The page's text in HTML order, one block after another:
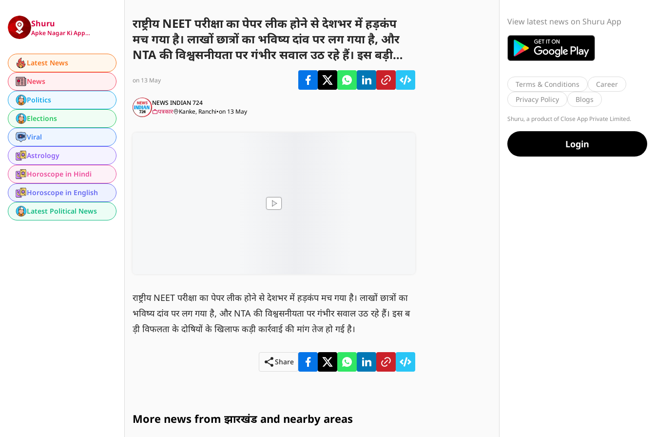
Shuru
Apke Nagar Ki App…
Latest News
News
Politics
Elections
Viral
Astrology
Horoscope in Hindi
Horoscope in English
Latest Political News
राष्ट्रीय NEET परीक्षा का पेपर लीक होने से देशभर में हड़कंप
मच गया है। लाखों छात्रों का भविष्य दांव पर लग गया है, और
NTA की विश्वसनीयता पर गंभीर सवाल उठ रहे हैं। इस बड़ी
विफलता के दोषियों के खिलाफ कड़ी कार्रवाई की मांग तेज हो
गई है।
on 13 May
NEWS INDIAN 724
पत्रकार
Kanke, Ranchi•on 13 May
राष्ट्रीय NEET परीक्षा का पेपर लीक होने से देशभर में हड़कंप मच गया है। लाखों छात्रों का
भविष्य दांव पर लग गया है, और NTA की विश्वसनीयता पर गंभीर सवाल उठ रहे हैं। इस ब
ड़ी विफलता के दोषियों के खिलाफ कड़ी कार्रवाई की मांग तेज हो गई है।
Share
More news from झारखंड and nearby areas
View latest news on Shuru App
Terms & Conditions
Career
Privacy Policy
Blogs
Shuru, a product of Close App Private Limited.
Login